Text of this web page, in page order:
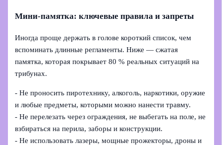
Мини-памятка: ключевые правила и запреты
Иногда проще держать в голове короткий список, чем
вспоминать длинные регламенты. Ниже — сжатая
памятка, которая покрывает 80 % реальных ситуаций на
трибунах.
- Не проносить пиротехнику, алкоголь, наркотики, оружие
и любые предметы, которыми можно нанести травму.
- Не перелезать через ограждения, не выбегать на поле, не
взбираться на перила, заборы и конструкции.
- Не использовать лазеры, мощные прожекторы, дроны и